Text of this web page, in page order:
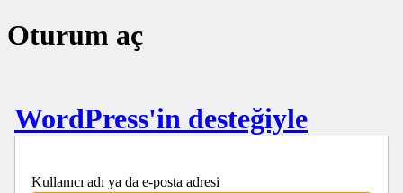
Oturum aç
WordPress'in desteğiyle
Kullanıcı adı ya da e-posta adresi